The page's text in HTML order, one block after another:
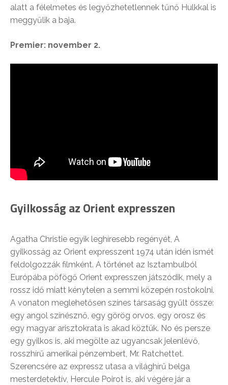
alatt a félelmetes és legyőzhetetlennek tűnő Hulkkal is
meggyűlik a baja.
Premier: november 2.
Gyilkosság az Orient expresszen
Agatha Christie egyik leghíresebb regényét, A
gyilkosság az Orient expresszent 1974 után idén ismét
feldolgozzák filmként. A történet az Isztambulból
Európába pöfögő Orient expresszen játszódik, mely a
rossz idő miatt kénytelen a semmi közepén rostokolni.
A vonaton meglehetősen színes társaság gyűlt össze:
egy angol színésznő, egy görög orvos, egy orosz és
egy magyar arisztokrata is akad köztük. No és persze
egy gyilkos is, aki megölte az ugyancsak jelenlévő,
rosszhírű amerikai pénzembert, Mr. Ratchettet.
Szerencsére az expressz utasa a világhírű belga
mesterdetektív, Hercule Poirot is, aki végére jár a